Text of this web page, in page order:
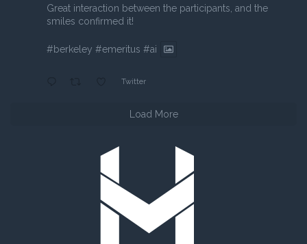
Great interaction between the participants, and the
smiles confirmed it!
#berkeley #emeritus #ai
Twitter
Load More